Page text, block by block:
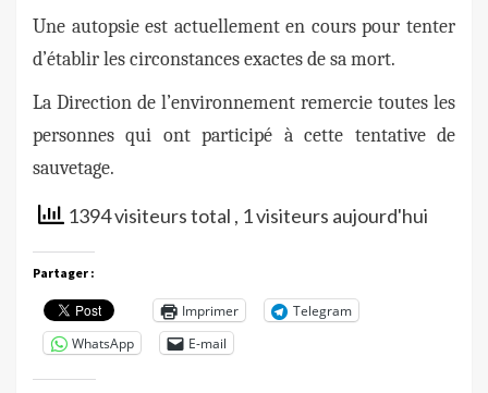
Une autopsie est actuellement en cours pour tenter
d’établir les circonstances exactes de sa mort.
La Direction de l’environnement remercie toutes les
personnes qui ont participé à cette tentative de
sauvetage.
1394 visiteurs total , 1 visiteurs aujourd'hui
Partager :
Imprimer
Telegram
WhatsApp
E-mail